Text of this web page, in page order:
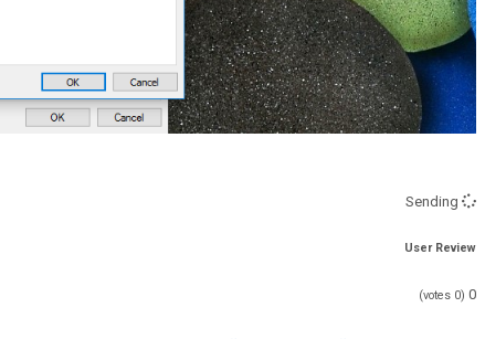
User Review
0
(
0